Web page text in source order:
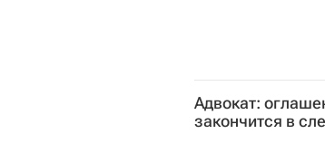
Адвокат:
закончится в